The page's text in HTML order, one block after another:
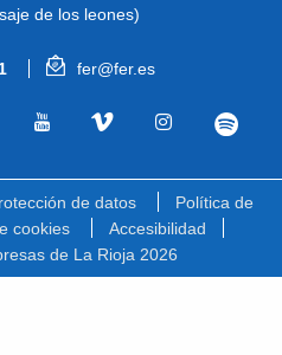
de los leones)
fer@fer.es
de datos
Política de
cookies
Accesibilidad
de La Rioja 2026